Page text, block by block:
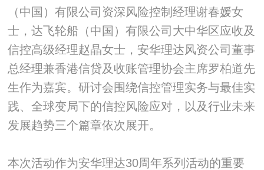
（中国）有限公司资深风险控制经理谢春媛女
士，达飞轮船（中国）有限公司大中华区应收及
信控高级经理赵晶女士，安华理达风资公司董事
总经理兼香港信贷及收账管理协会主席罗柏道先
生作为嘉宾。研讨会围绕信控管理实务与最佳实
践、全球变局下的信控风险应对，以及行业未来
发展趋势三个篇章依次展开。
本次活动作为安华理达30周年系列活动的重要